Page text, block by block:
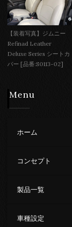
【装着写真】ジムニー
Refinad Leather
Deluxe Series シートカ
バー [品番:S0113-02]
Menu
ホーム
コンセプト
製品一覧
車種設定